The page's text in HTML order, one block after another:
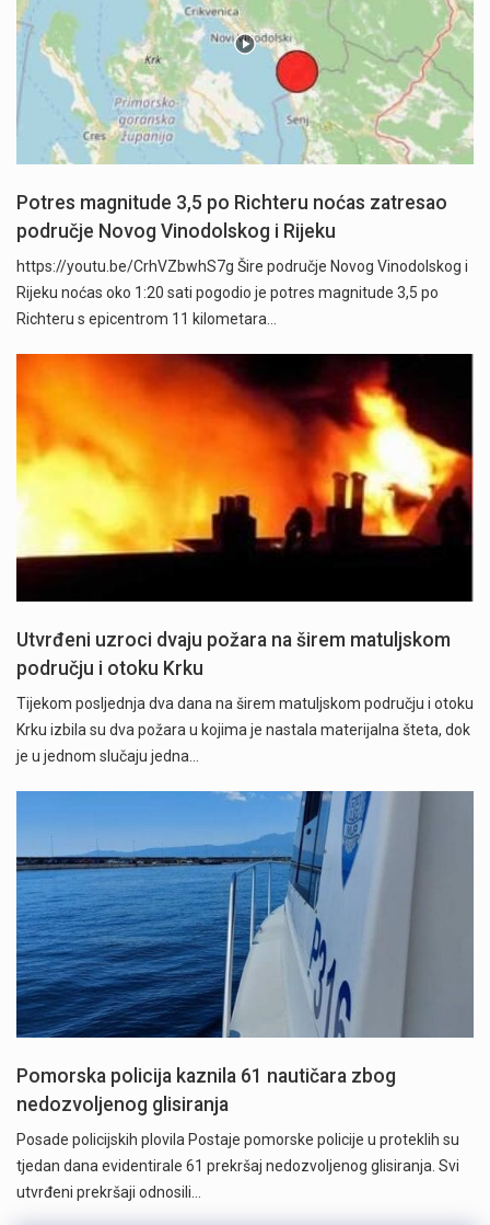
Potres magnitude 3,5 po Richteru noćas zatresao
područje Novog Vinodolskog i Rijeku
https://youtu.be/CrhVZbwhS7g Šire područje Novog Vinodolskog i
Rijeku noćas oko 1:20 sati pogodio je potres magnitude 3,5 po
Richteru s epicentrom 11 kilometara…
Utvrđeni uzroci dvaju požara na širem matuljskom
području i otoku Krku
Tijekom posljednja dva dana na širem matuljskom području i otoku
Krku izbila su dva požara u kojima je nastala materijalna šteta, dok
je u jednom slučaju jedna…
Pomorska policija kaznila 61 nautičara zbog
nedozvoljenog glisiranja
Posade policijskih plovila Postaje pomorske policije u proteklih su
tjedan dana evidentirale 61 prekršaj nedozvoljenog glisiranja. Svi
utvrđeni prekršaji odnosili…